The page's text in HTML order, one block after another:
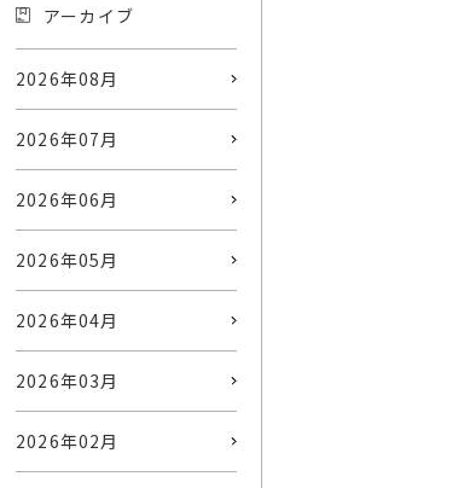
アーカイブ
2026年08月
2026年07月
2026年06月
2026年05月
2026年04月
2026年03月
2026年02月